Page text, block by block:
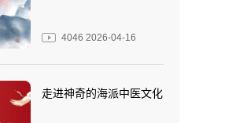
4046 2026-04-16
走进神奇的海派中医文化